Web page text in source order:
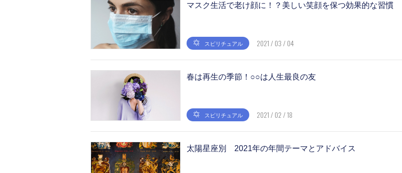
マスク生活で老け顔に！？美しい笑顔を保つ効果的な習慣
スピリチュアル 2021 / 03 / 04
春は再生の季節！○○は人生最良の友
スピリチュアル 2021 / 02 / 18
太陽星座別 2021年の年間テーマとアドバイス